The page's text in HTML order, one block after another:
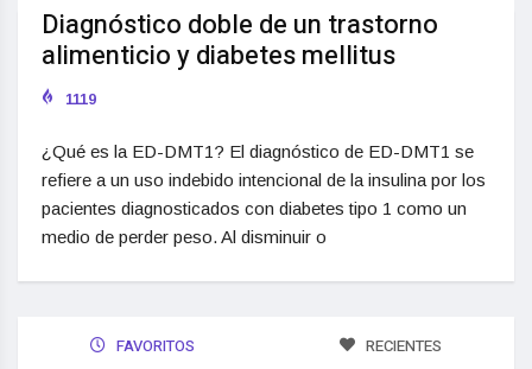
Diagnóstico doble de un trastorno
alimenticio y diabetes mellitus
1119
¿Qué es la ED-DMT1? El diagnóstico de ED-DMT1 se
refiere a un uso indebido intencional de la insulina por los
pacientes diagnosticados con diabetes tipo 1 como un
medio de perder peso. Al disminuir o
FAVORITOS RECIENTES